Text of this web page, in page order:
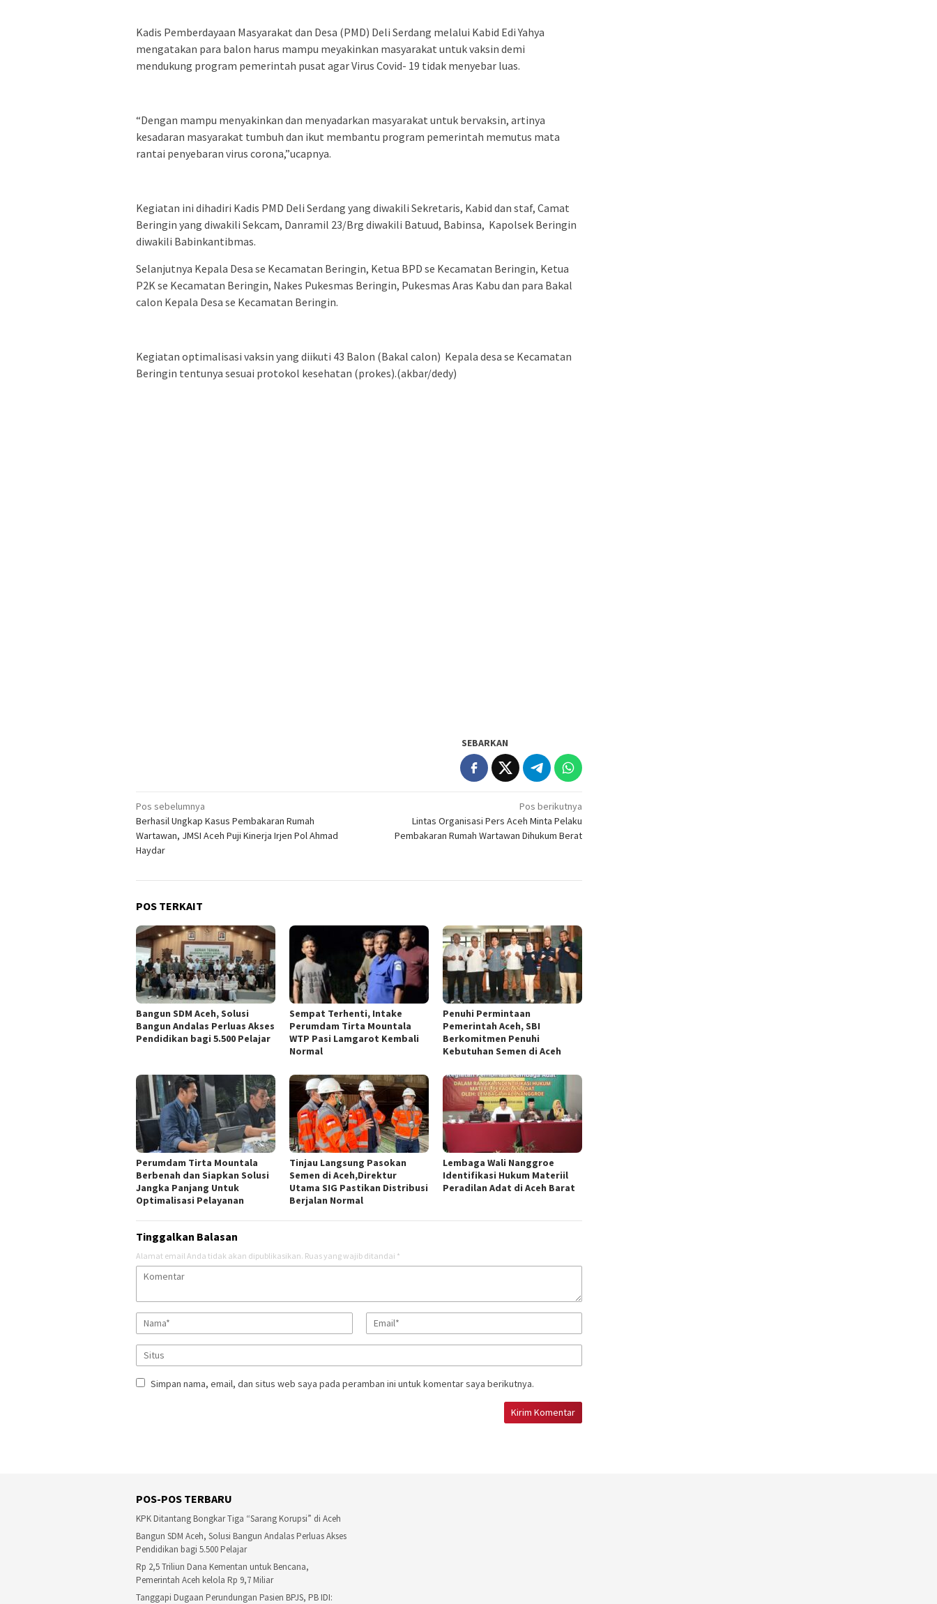
Kadis Pemberdayaan Masyarakat dan Desa (PMD) Deli Serdang melalui Kabid Edi Yahya
mengatakan para balon harus mampu meyakinkan masyarakat untuk vaksin demi
mendukung program pemerintah pusat agar Virus Covid- 19 tidak menyebar luas.
“Dengan mampu menyakinkan dan menyadarkan masyarakat untuk bervaksin, artinya
kesadaran masyarakat tumbuh dan ikut membantu program pemerintah memutus mata
rantai penyebaran virus corona,”ucapnya.
Kegiatan ini dihadiri Kadis PMD Deli Serdang yang diwakili Sekretaris, Kabid dan staf, Camat
Beringin yang diwakili Sekcam, Danramil 23/Brg diwakili Batuud, Babinsa, Kapolsek Beringin
diwakili Babinkantibmas.
Selanjutnya Kepala Desa se Kecamatan Beringin, Ketua BPD se Kecamatan Beringin, Ketua
P2K se Kecamatan Beringin, Nakes Pukesmas Beringin, Pukesmas Aras Kabu dan para Bakal
calon Kepala Desa se Kecamatan Beringin.
Kegiatan optimalisasi vaksin yang diikuti 43 Balon (Bakal calon) Kepala desa se Kecamatan
Beringin tentunya sesuai protokol kesehatan (prokes).(akbar/dedy)
SEBARKAN
Navigasi
pos
Pos sebelumnya
Berhasil Ungkap Kasus Pembakaran Rumah
Wartawan, JMSI Aceh Puji Kinerja Irjen Pol Ahmad
Haydar
Pos berikutnya
Lintas Organisasi Pers Aceh Minta Pelaku
Pembakaran Rumah Wartawan Dihukum Berat
POS TERKAIT
Bangun SDM Aceh, Solusi
Bangun Andalas Perluas Akses
Pendidikan bagi 5.500 Pelajar
Sempat Terhenti, Intake
Perumdam Tirta Mountala
WTP Pasi Lamgarot Kembali
Normal
Penuhi Permintaan
Pemerintah Aceh, SBI
Berkomitmen Penuhi
Kebutuhan Semen di Aceh
Perumdam Tirta Mountala
Berbenah dan Siapkan Solusi
Jangka Panjang Untuk
Optimalisasi Pelayanan
Tinjau Langsung Pasokan
Semen di Aceh,Direktur
Utama SIG Pastikan Distribusi
Berjalan Normal
Lembaga Wali Nanggroe
Identifikasi Hukum Materiil
Peradilan Adat di Aceh Barat
Tinggalkan Balasan
Alamat email Anda tidak akan dipublikasikan. Ruas yang wajib ditandai *
Simpan nama, email, dan situs web saya pada peramban ini untuk komentar saya berikutnya.
POS-POS TERBARU
KPK Ditantang Bongkar Tiga “Sarang Korupsi” di Aceh
Bangun SDM Aceh, Solusi Bangun Andalas Perluas Akses
Pendidikan bagi 5.500 Pelajar
Rp 2,5 Triliun Dana Kementan untuk Bencana,
Pemerintah Aceh kelola Rp 9,7 Miliar
Tanggapi Dugaan Perundungan Pasien BPJS, PB IDI: